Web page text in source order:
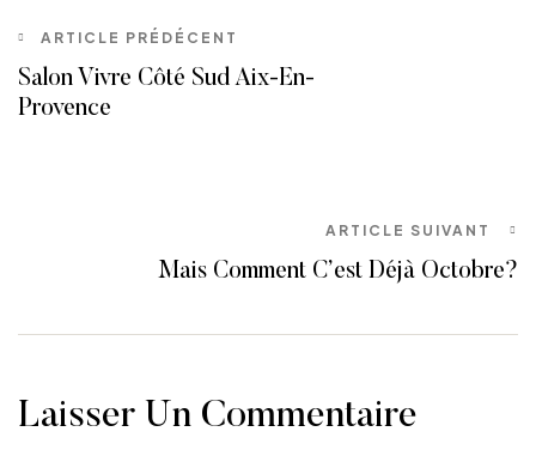
ARTICLE PRÉDÉCENT
Salon Vivre Côté Sud Aix-En-
Provence
ARTICLE SUIVANT
Mais Comment C’est Déjà Octobre?
Laisser Un Commentaire